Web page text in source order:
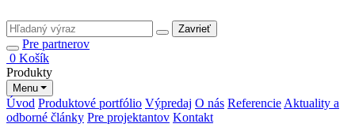
Zavrieť
Pre partnerov
0 Košík
Produkty
Menu
Úvod Produktové portfólio Výpredaj O nás Referencie Aktuality a
odborné články Pre projektantov Kontakt